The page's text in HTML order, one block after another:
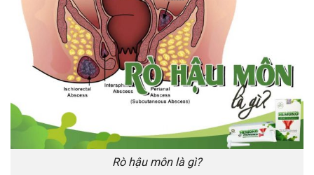
Rò hậu môn là gì?